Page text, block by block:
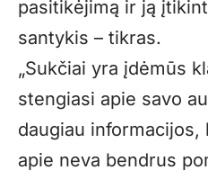
pasitikėjimą ir ją
santykis – tikras.
„Sukčiai yra įdėmūs
stengiasi apie savo
daugiau informacijos,
apie neva bendrus